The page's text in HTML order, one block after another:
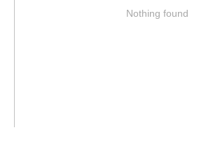
Nothing found